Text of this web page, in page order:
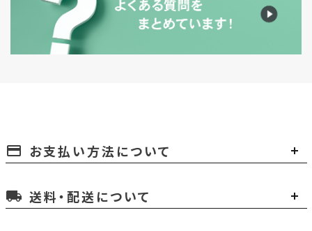
payment お支払い方法について
local_shipping 送料・配送について